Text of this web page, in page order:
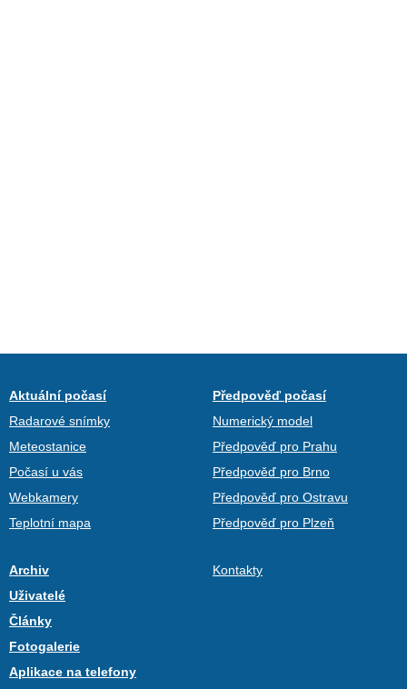
Aktuální počasí
Radarové snímky
Meteostanice
Počasí u vás
Webkamery
Teplotní mapa
Předpověď počasí
Numerický model
Předpověď pro Prahu
Předpověď pro Brno
Předpověď pro Ostravu
Předpověď pro Plzeň
Archiv
Uživatelé
Články
Fotogalerie
Aplikace na telefony
Kontakty